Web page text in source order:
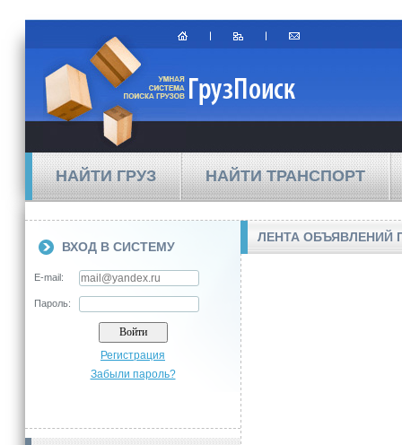
НАЙТИ ГРУЗ НАЙТИ ТРАНСПОРТ
ВХОД В СИСТЕМУ
E-mail:
Пароль:
Регистрация
Забыли пароль?
ЛЕНТА ОБЪЯВЛЕНИЙ